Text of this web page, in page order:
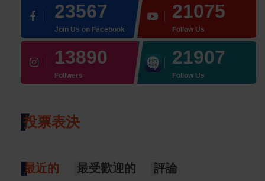
23567
Join Us on Facebook
21075
Follow Us
13890
Follwers
21907
Follow Us
投票表決
最近的 最受歡迎的 評論